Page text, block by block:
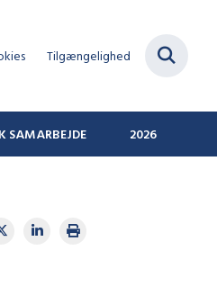
Tilgængelighed
SAMARBEJDE 2026